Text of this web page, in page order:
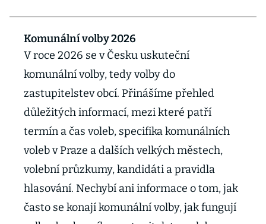
Komunální volby 2026
V roce 2026 se v Česku uskuteční
komunální volby, tedy volby do
zastupitelstev obcí. Přinášíme přehled
důležitých informací, mezi které patří
termín a čas voleb, specifika komunálních
voleb v Praze a dalších velkých městech,
volební průzkumy, kandidáti a pravidla
hlasování. Nechybí ani informace o tom, jak
často se konají komunální volby, jak fungují